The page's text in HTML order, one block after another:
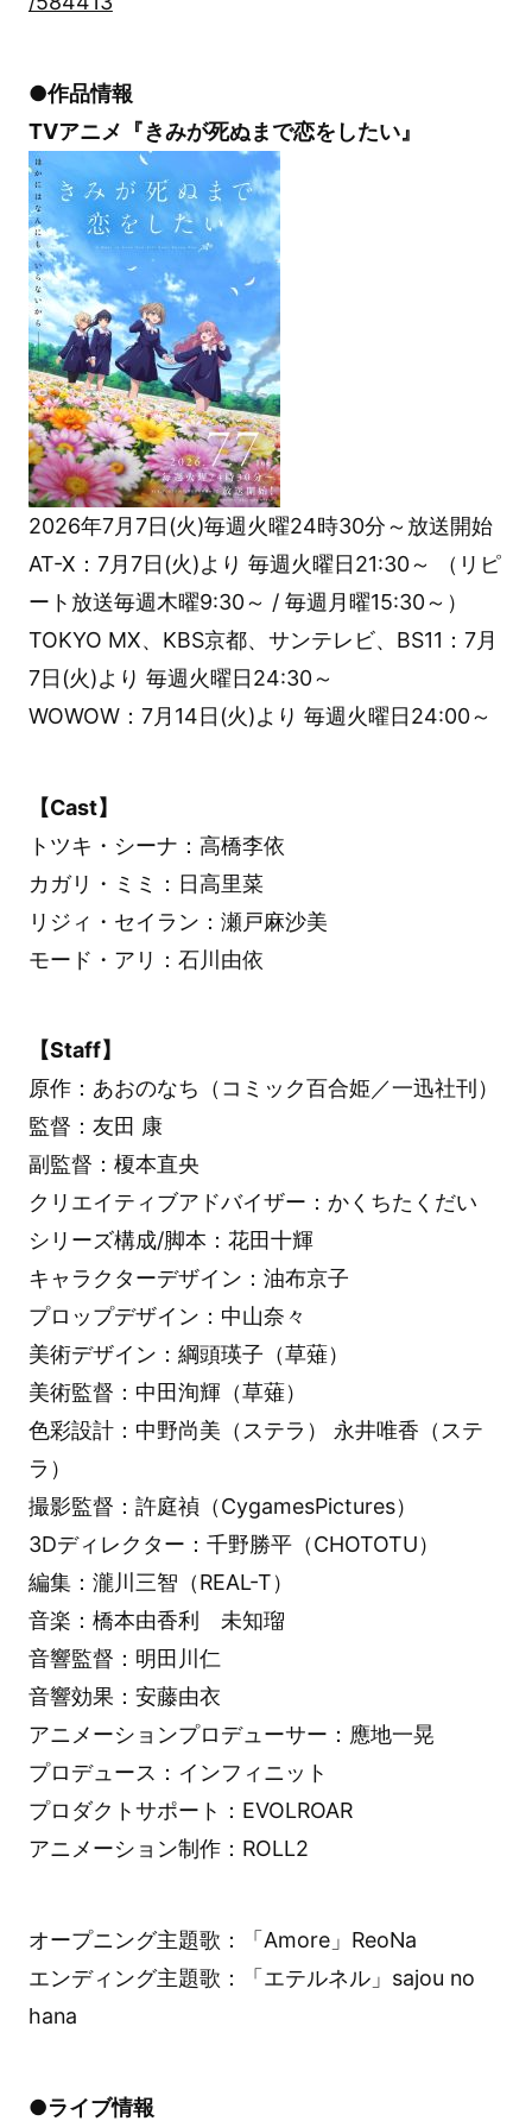
●作品情報
TVアニメ『きみが死ぬまで恋をしたい』
2026年7月7日(火)毎週火曜24時30分～放送開始
AT-X：7月7日(火)より 毎週火曜日21:30～ （リピ
ート放送毎週木曜9:30～ / 毎週月曜15:30～）
TOKYO MX、KBS京都、サンテレビ、BS11：7月
7日(火)より 毎週火曜日24:30～
WOWOW：7月14日(火)より 毎週火曜日24:00～
【Cast】
トツキ・シーナ：高橋李依
カガリ・ミミ：日高里菜
リジィ・セイラン：瀬戸麻沙美
モード・アリ：石川由依
【Staff】
原作：あおのなち（コミック百合姫／一迅社刊）
監督：友田 康
副監督：榎本直央
クリエイティブアドバイザー：かくちたくだい
シリーズ構成/脚本：花田十輝
キャラクターデザイン：油布京子
プロップデザイン：中山奈々
美術デザイン：綱頭瑛子（草薙）
美術監督：中田洵輝（草薙）
色彩設計：中野尚美（ステラ） 永井唯香（ステ
ラ）
撮影監督：許庭禎（CygamesPictures）
3Dディレクター：千野勝平（CHOTOTU）
編集：瀧川三智（REAL-T）
音楽：橋本由香利 未知瑠
音響監督：明田川仁
音響効果：安藤由衣
アニメーションプロデューサー：應地一晃
プロデュース：インフィニット
プロダクトサポート：EVOLROAR
アニメーション制作：ROLL2
オープニング主題歌：「Amore」ReoNa
エンディング主題歌：「エテルネル」sajou no
hana
●ライブ情報